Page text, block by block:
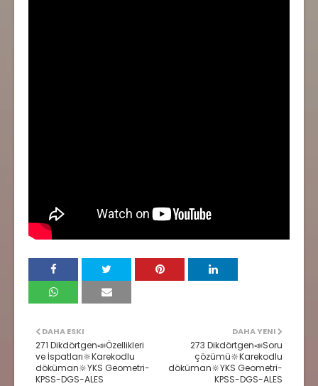
DAHA YENI
273 Dikdörtgen📣Soru
çözümü🔆Karekodlu
döküman🔆YKS Geometri-
KPSS-DGS-ALES
DAHA ESKI
271 Dikdörtgen📣Özellikleri
ve İspatları🔆Karekodlu
döküman🔆YKS Geometri-
KPSS-DGS-ALES